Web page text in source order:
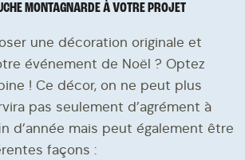
Event
MONTAGNARDE À VOTRE PROJET
une décoration originale et
événement de Noël ? Optez
! Ce décor, on ne peut plus
pas seulement d’agrément à
d’année mais peut également être
façons :